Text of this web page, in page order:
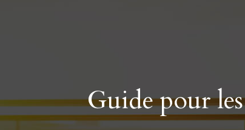
Guide pour